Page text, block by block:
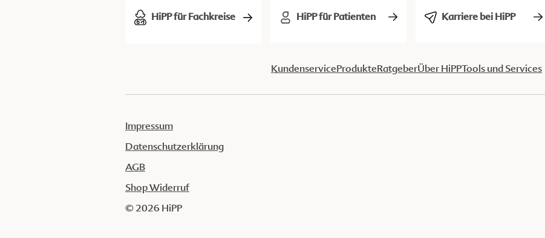
HiPP für Fachkreise HiPP für Patienten Karriere bei HiPP
KundenserviceProdukteRatgeberÜber HiPPTools und Services
Impressum
Datenschutzerklärung
AGB
Shop Widerruf
© 2026 HiPP